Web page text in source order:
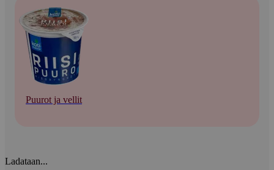
Puurot ja vellit
Ladataan...